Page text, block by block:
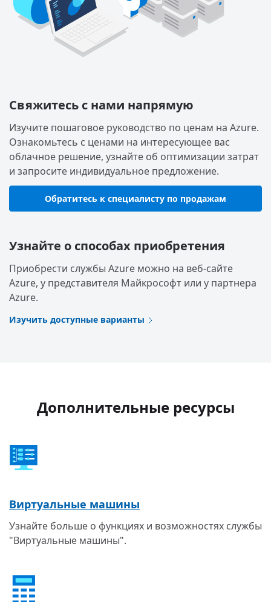
Свяжитесь с нами напрямую
Изучите пошаговое руководство по ценам на Azure.
Ознакомьтесь с ценами на интересующее вас
облачное решение, узнайте об оптимизации затрат
и запросите индивидуальное предложение.
Обратитесь к специалисту по продажам
Узнайте о способах приобретения
Приобрести службы Azure можно на веб-сайте
Azure, у представителя Майкрософт или у партнера
Azure.
Изучить доступные варианты
Дополнительные ресурсы
Виртуальные машины
Узнайте больше о функциях и возможностях службы
"Виртуальные машины".